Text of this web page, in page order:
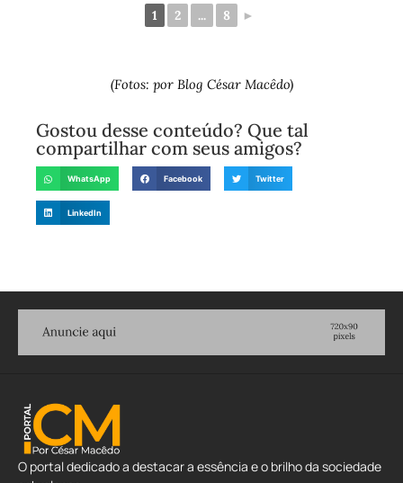
1 2 ... 8 ►
(Fotos: por Blog César Macêdo)
Gostou desse conteúdo? Que tal
compartilhar com seus amigos?
WhatsApp Facebook Twitter
LinkedIn
O portal dedicado a destacar a essência e o brilho da sociedade